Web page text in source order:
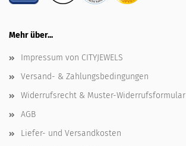
Mehr über...
Impressum von CITYJEWELS
Versand- & Zahlungsbedingungen
Widerrufsrecht & Muster-Widerrufsformular
AGB
Liefer- und Versandkosten